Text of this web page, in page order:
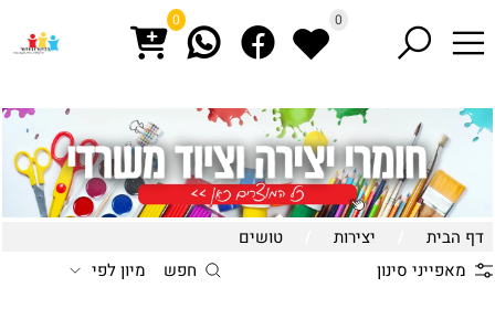
0
0
דף הבית יצירות
טושים
מאפייני סינון
חפש מיון לפי